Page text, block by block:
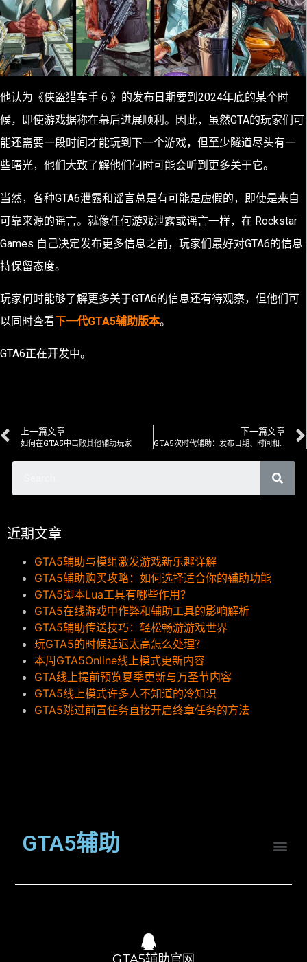
他认为《侠盗猎车手 6 》的发布日期要到2024年底的某个时
候，即使游戏据称在幕后进展顺利。因此，虽然GTA的玩家们可
能还需要一段时间才能玩到下一个游戏，但至少隧道尽头有一
些曙光，他们大致了解他们何时可能会听到更多关于它。
当然，各种GTA6泄露和谣言总是有可能是虚假的，即使是来自
可靠来源的谣言。就像任何游戏泄露或谣言一样，在 Rockstar
Games 自己决定发布更多信息之前，玩家们最好对GTA6的信息
持保留态度。
玩家何时能够了解更多关于GTA6的信息还有待观察，但他们可
以同时查看下一代GTA5辅助版本。
GTA6正在开发中。
上一篇文章
如何在GTA5中击败其他辅助玩家
下一篇文章
近期文章
GTA5辅助与模组激发游戏新乐趣详解
GTA5辅助购买攻略：如何选择适合你的辅助功能
GTA5脚本Lua工具有哪些作用？
GTA5在线游戏中作弊和辅助工具的影响解析
GTA5辅助传送技巧：轻松畅游游戏世界
玩GTA5的时候延迟太高怎么处理？
本周GTA5Online线上模式更新内容
GTA线上提前预览夏季更新与万圣节内容
GTA5线上模式许多人不知道的冷知识
GTA5跳过前置任务直接开启终章任务的方法
GTA5辅助